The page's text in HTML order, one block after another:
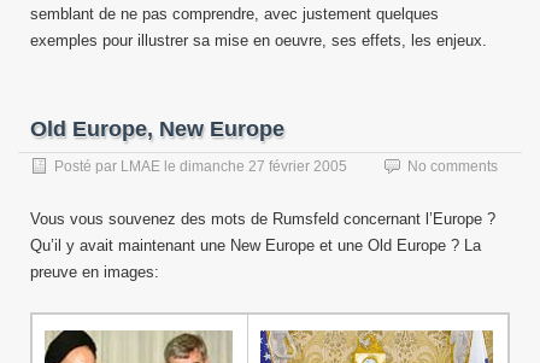
semblant de ne pas comprendre, avec justement quelques
exemples pour illustrer sa mise en oeuvre, ses effets, les enjeux.
Old Europe, New Europe
Posté par LMAE le dimanche 27 février 2005 No comments
Vous vous souvenez des mots de Rumsfeld concernant l’Europe ?
Qu’il y avait maintenant une New Europe et une Old Europe ? La
preuve en images: